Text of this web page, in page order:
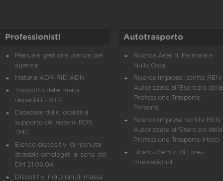
Professionisti
Manuale gestione utenze per
agenzie
Materia ADR-RID-ADN
Trasporto delle merci
deperibili - ATP
Database delle località a
supporto dei sistemi RDS
TMC
Elenco dispositivi di ritenuta
stradale omologati ai sensi del
DM 21.06.04
Dispositivi riduzioni di massa
Autotrasporto
Ricerca Aree di Fermata e
Nulla Osta
Ricerca Imprese Iscritte REN
Autorizzate all'Esercizio della
Professione Trasporto
Persone
Ricerca Imprese iscritte REN
Autorizzate all'Esercizio della
Professione Trasporto Merci
Ricerca Servizi di Linea
Interregionali